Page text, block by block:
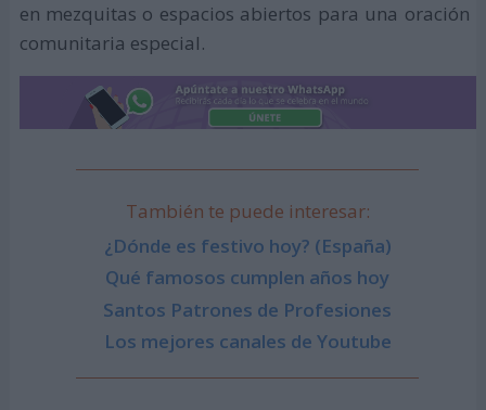
en mezquitas o espacios abiertos para una oración
comunitaria especial.
También te puede interesar:
¿Dónde es festivo hoy? (España)
Qué famosos cumplen años hoy
Santos Patrones de Profesiones
Los mejores canales de Youtube